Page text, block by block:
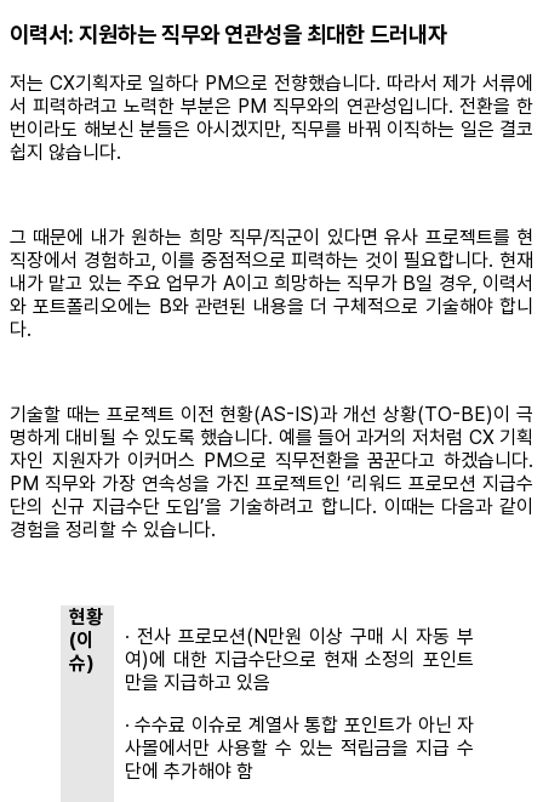
이력서: 지원하는 직무와 연관성을 최대한 드러내자
저는 CX기획자로 일하다 PM으로 전향했습니다. 따라서 제가 서류에
서 피력하려고 노력한 부분은 PM 직무와의 연관성입니다. 전환을 한
번이라도 해보신 분들은 아시겠지만, 직무를 바꿔 이직하는 일은 결코
쉽지 않습니다.
그 때문에 내가 원하는 희망 직무/직군이 있다면 유사 프로젝트를 현
직장에서 경험하고, 이를 중점적으로 피력하는 것이 필요합니다. 현재
내가 맡고 있는 주요 업무가 A이고 희망하는 직무가 B일 경우, 이력서
와 포트폴리오에는 B와 관련된 내용을 더 구체적으로 기술해야 합니
다.
기술할 때는 프로젝트 이전 현황(AS-IS)과 개선 상황(TO-BE)이 극
명하게 대비될 수 있도록 했습니다. 예를 들어 과거의 저처럼 CX 기획
자인 지원자가 이커머스 PM으로 직무전환을 꿈꾼다고 하겠습니다.
PM 직무와 가장 연속성을 가진 프로젝트인 ‘리워드 프로모션 지급수
단의 신규 지급수단 도입’을 기술하려고 합니다. 이때는 다음과 같이
경험을 정리할 수 있습니다.
현황
(이
슈)
∙ 전사 프로모션(N만원 이상 구매 시 자동 부
여)에 대한 지급수단으로 현재 소정의 포인트
만을 지급하고 있음
∙ 수수료 이슈로 계열사 통합 포인트가 아닌 자
사몰에서만 사용할 수 있는 적립금을 지급 수
단에 추가해야 함